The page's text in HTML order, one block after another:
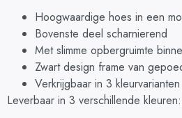
Hoogwaardige hoes in een
Bovenste deel scharnierend
Met slimme opbergruimte
Zwart design frame van
Verkrijgbaar in 3 kleurvarianten
Leverbaar in 3 verschillende kleuren: